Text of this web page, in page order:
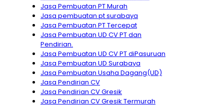
Jasa Pembuatan PT Murah
Jasa pembuatan pt surabaya
Jasa Pembuatan PT Tercepat
Jasa Pembuatan UD CV PT dan
Pendirian.
Jasa Pembuatan UD CV PT diPasuruan
Jasa Pembuatan UD Surabaya
Jasa Pembuatan Usaha Dagang(UD)
Jasa Pendirian CV
Jasa Pendirian CV Gresik
Jasa Pendirian CV Gresik Termurah